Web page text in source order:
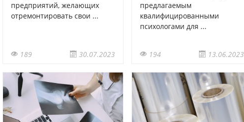
предприятий, желающих
отремонтировать свои ...
189 30.07.2023
предлагаемым
квалифицированными
психологами для ...
194 13.06.2023